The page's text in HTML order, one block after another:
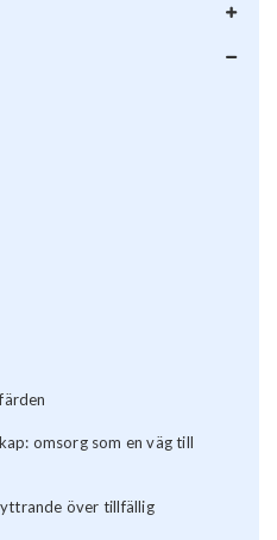
omsorg som en väg till
över tillfällig